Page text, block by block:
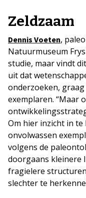
Zeldzaam
Dennis Voeten,
Natuurmuseum
studie, maar vindt
uit dat
onderzoeken,
exemplaren. “Maar
Om hier inzicht in
onvolwassen
volgens de
doorgaans kleinere
fragielere
slechter te